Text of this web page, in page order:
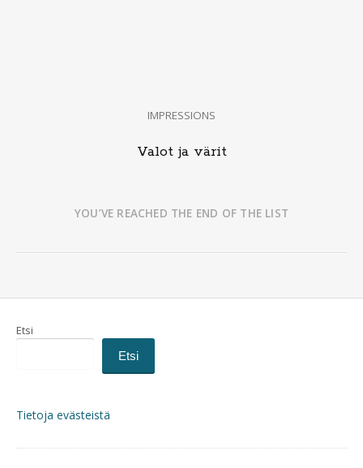
IMPRESSIONS
Valot ja värit
YOU’VE REACHED THE END OF THE LIST
Etsi
Etsi
Tietoja evästeistä